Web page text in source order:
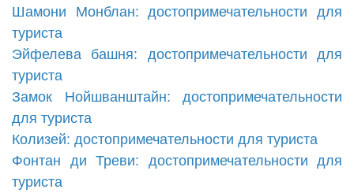
Шамони Монблан: достопримечательности для
туриста
Эйфелева башня: достопримечательности для
туриста
Замок Нойшванштайн: достопримечательности
для туриста
Колизей: достопримечательности для туриста
Фонтан ди Треви: достопримечательности для
туриста